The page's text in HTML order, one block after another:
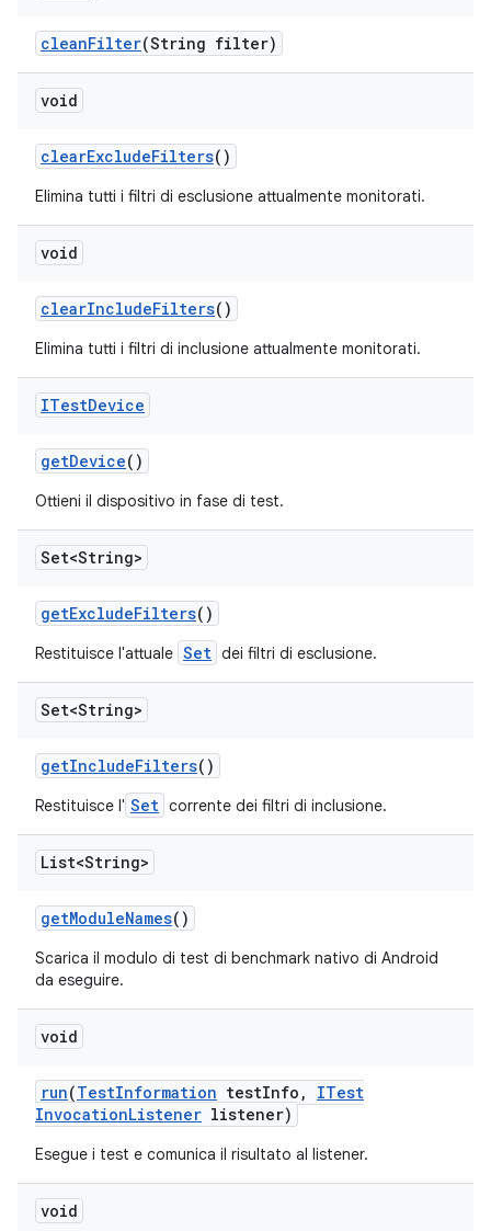
cleanFilter(String filter)
void
clearExcludeFilters()
Elimina tutti i filtri di esclusione attualmente monitorati.
void
clearIncludeFilters()
Elimina tutti i filtri di inclusione attualmente monitorati.
ITestDevice
getDevice()
Ottieni il dispositivo in fase di test.
Set<String>
getExcludeFilters()
Restituisce l'attuale Set dei filtri di esclusione.
Set<String>
getIncludeFilters()
Restituisce l' Set corrente dei filtri di inclusione.
List<String>
getModuleNames()
Scarica il modulo di test di benchmark nativo di Android
da eseguire.
void
run(TestInformation testInfo ,
ITest
InvocationListener listener)
Esegue i test e comunica il risultato al listener.
void